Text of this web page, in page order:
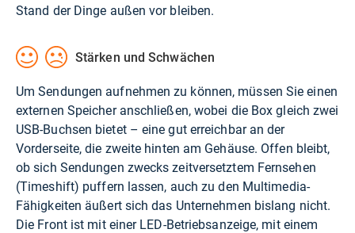
Stand der Dinge außen vor bleiben.
Stärken und Schwächen
Um Sendungen aufnehmen zu können, müssen Sie einen
externen Speicher anschließen, wobei die Box gleich zwei
USB-Buchsen bietet – eine gut erreichbar an der
Vorderseite, die zweite hinten am Gehäuse. Offen bleibt,
ob sich Sendungen zwecks zeitversetztem Fernsehen
(Timeshift) puffern lassen, auch zu den Multimedia-
Fähigkeiten äußert sich das Unternehmen bislang nicht.
Die Front ist mit einer LED-Betriebsanzeige, mit einem